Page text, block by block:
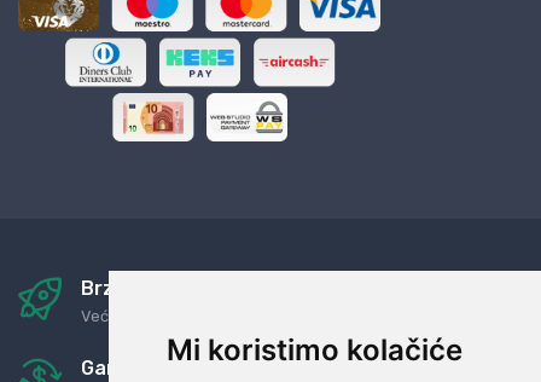
Mi koristimo kolačiće
Brza i sigurna dostava
Već za nekoliko dana kod vas
Garancija u povrat novaca